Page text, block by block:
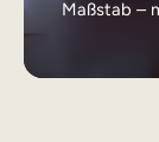
Maßstab –